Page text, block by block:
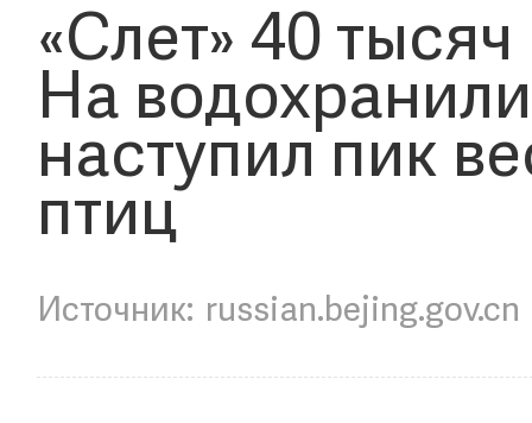
«Слет» 40
На
наступил пик
птиц
russian.bejing.gov.cn